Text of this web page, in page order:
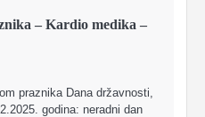
– Kardio medika –
praznika Dana državnosti,
godina: neradni dan